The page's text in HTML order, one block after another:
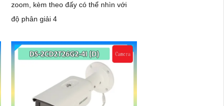
zoom, kèm theo đấy có thể nhìn với
độ phân giải 4